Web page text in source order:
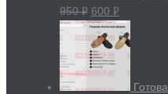
950Р
УБ.
600 Р
УБ.